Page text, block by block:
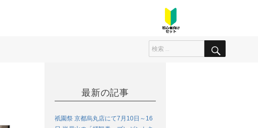
最新の記事
祇園祭 京都烏丸店にて7月10日～16